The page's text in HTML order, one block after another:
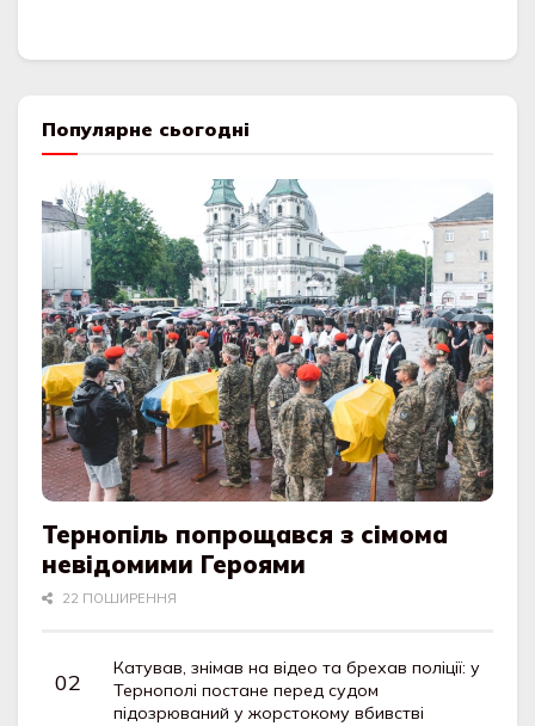
Популярне сьогодні
Тернопіль попрощався з сімома
невідомими Героями
22 ПОШИРЕННЯ
Катував, знімав на відео та брехав поліції: у
Тернополі постане перед судом
підозрюваний у жорстокому вбивстві